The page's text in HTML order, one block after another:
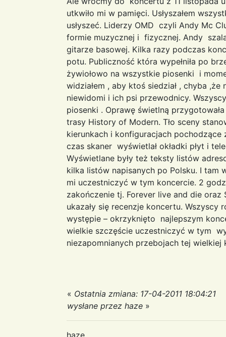
utkwiło mi w pamięci. Usłyszałem
usłyszeć. Liderzy OMD czyli Andy Mc
formie muzycznej i fizycznej. Andy
gitarze basowej. Kilka razy podczas
potu. Publiczność która wypełniła po
żywiołowo na wszystkie piosenki i
widziałem , aby ktoś siedział , chyba
niewidomi i ich psi przewodnicy.
piosenki . Oprawę świetlną
trasy History of Modern. Tło sceny
kierunkach i konfiguracjach pochodzące
czas skaner wyświetlał okładki płyt i
Wyświetlane były też teksty listów
kilka listów napisanych po Polsku. I tam
mi uczestniczyć w tym koncercie. 2
zakończenie tj. Forever live and die
ukazały się recenzje koncertu.
występie – okrzyknięto najlepszym
wielkie szczęście uczestniczyć w tym
niezapomnianych przebojach tej wielkiej
« Ostatnia zmiana: 17-04-2011 18:04:21
wysłane przez haze »
haze